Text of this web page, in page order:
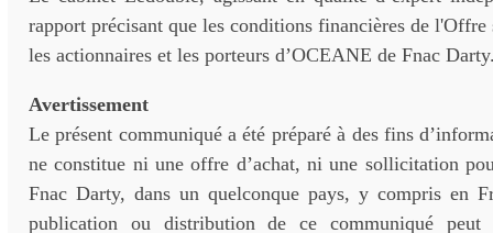
rapport précisant que les conditions financières de l'Offre
les actionnaires et les porteurs d’OCEANE de Fnac
Avertissement
Le présent communiqué a été préparé à des fins
ne constitue ni une offre d’achat, ni une sollicitation
Fnac Darty, dans un quelconque pays, y compris en
publication ou distribution de ce communiqué peut